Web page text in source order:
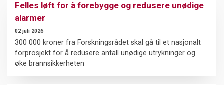
Felles løft for å forebygge og redusere unødige
alarmer
02 juli 2026
300 000 kroner fra Forskningsrådet skal gå til et nasjonalt
forprosjekt for å redusere antall unødige utrykninger og
øke brannsikkerheten